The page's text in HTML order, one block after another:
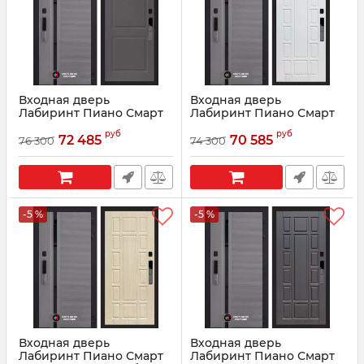
Входная дверь
Лабиринт Пиано Смарт
2.0 - 11 Графит софт
Артикул: 210025
76 300 72 485 руб
Входная дверь
Лабиринт Пиано Смарт
2.0 - 12 Белое дерево
Артикул: 210027
74 300 70 585 руб
-5 %
Входная дверь
Лабиринт Пиано Смарт
-5 %
Входная дверь
Лабиринт Пиано Смарт